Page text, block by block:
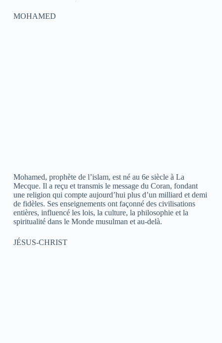
MOHAMED
Mohamed, prophète de l’islam, est né au 6e siècle à La
Mecque. Il a reçu et transmis le message du Coran, fondant
une religion qui compte aujourd’hui plus d’un milliard et demi
de fidèles. Ses enseignements ont façonné des civilisations
entières, influencé les lois, la culture, la philosophie et la
spiritualité dans le Monde musulman et au-delà.
JÉSUS-CHRIST